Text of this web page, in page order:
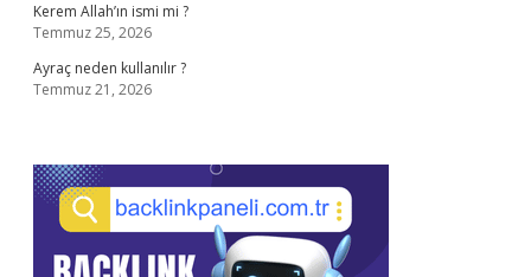
Kerem Allah’ın ismi mi ?
Temmuz 25, 2026
Ayraç neden kullanılır ?
Temmuz 21, 2026